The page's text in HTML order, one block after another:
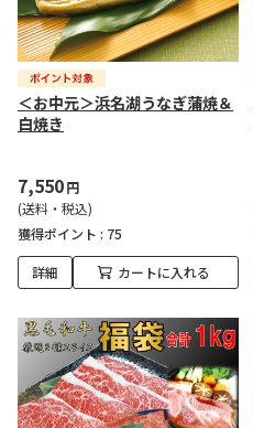
＜お中元＞浜名湖うなぎ蒲焼＆
白焼き
7,550円
(送料・税込)
獲得ポイント : 75
詳細 カートに入れる